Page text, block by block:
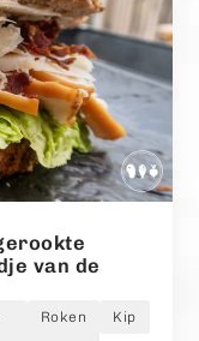
van de
Roken Kip